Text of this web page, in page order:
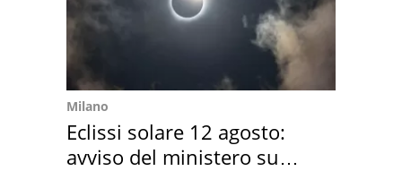
Milano
Eclissi solare 12 agosto:
avviso del ministero su